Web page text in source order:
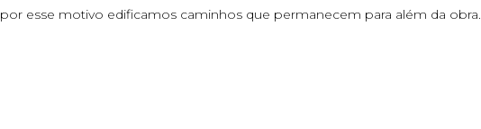
por esse motivo edificamos caminhos que permanecem para além da obra.